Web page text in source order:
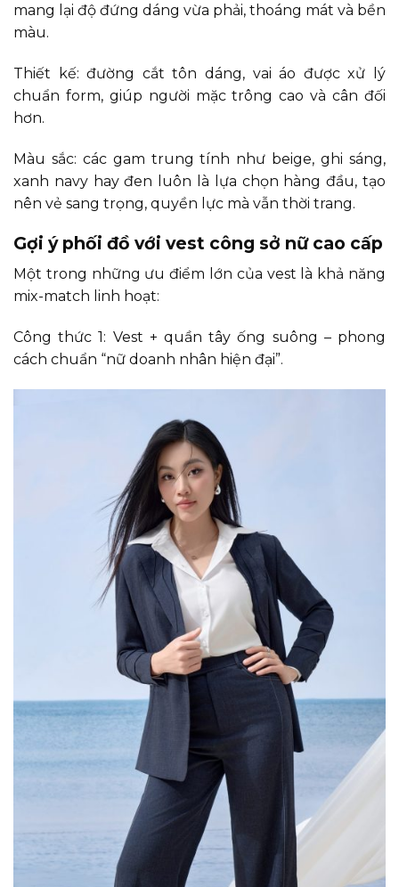
mang lại độ đứng dáng vừa phải, thoáng mát và bền
màu.
Thiết kế: đường cắt tôn dáng, vai áo được xử lý
chuẩn form, giúp người mặc trông cao và cân đối
hơn.
Màu sắc: các gam trung tính như beige, ghi sáng,
xanh navy hay đen luôn là lựa chọn hàng đầu, tạo
nên vẻ sang trọng, quyền lực mà vẫn thời trang.
Gợi ý phối đồ với vest công sở nữ cao cấp
Một trong những ưu điểm lớn của vest là khả năng
mix-match linh hoạt:
Công thức 1: Vest + quần tây ống suông – phong
cách chuẩn “nữ doanh nhân hiện đại”.